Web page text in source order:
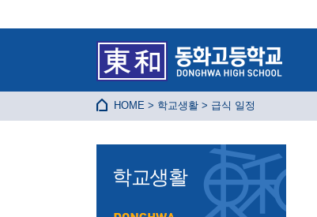
HOME > 학교생활 > 급식 일정
학교생활